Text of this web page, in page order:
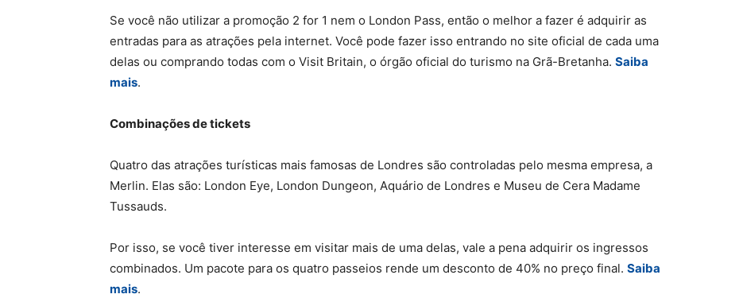
Se você não utilizar a promoção 2 for 1 nem o London Pass, então o melhor a fazer é adquirir as
entradas para as atrações pela internet. Você pode fazer isso entrando no site oficial de cada uma
delas ou comprando todas com o Visit Britain, o órgão oficial do turismo na Grã-Bretanha. Saiba
mais.
Combinações de tickets
Quatro das atrações turísticas mais famosas de Londres são controladas pelo mesma empresa, a
Merlin. Elas são: London Eye, London Dungeon, Aquário de Londres e Museu de Cera Madame
Tussauds.
Por isso, se você tiver interesse em visitar mais de uma delas, vale a pena adquirir os ingressos
combinados. Um pacote para os quatro passeios rende um desconto de 40% no preço final. Saiba
mais.